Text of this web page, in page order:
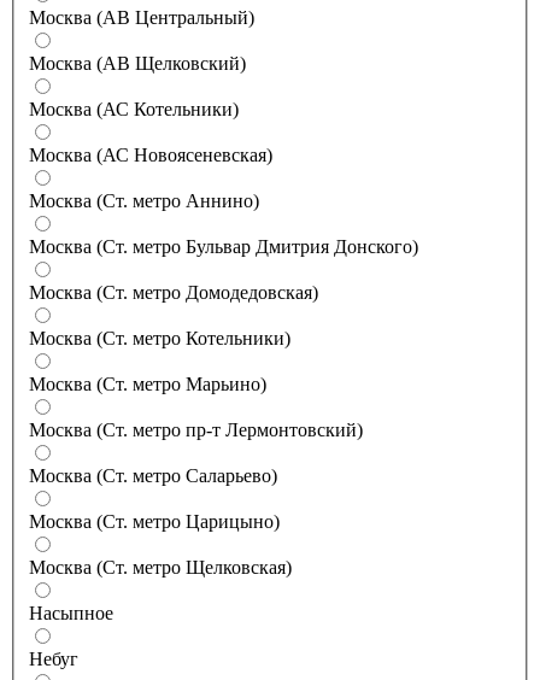
Москва (АВ Центральный)
Москва (АВ Щелковский)
Москва (АС Котельники)
Москва (АС Новоясеневская)
Москва (Ст. метро Аннино)
Москва (Ст. метро Бульвар Дмитрия Донского)
Москва (Ст. метро Домодедовская)
Москва (Ст. метро Котельники)
Москва (Ст. метро Марьино)
Москва (Ст. метро пр-т Лермонтовский)
Москва (Ст. метро Саларьево)
Москва (Ст. метро Царицыно)
Москва (Ст. метро Щелковская)
Насыпное
Небуг